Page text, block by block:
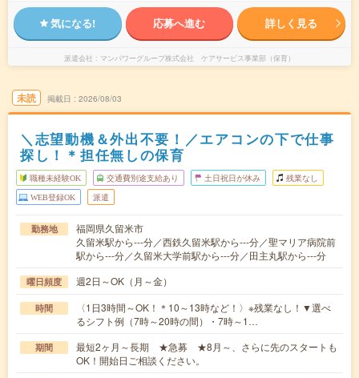
気になる! 応募へ進む 詳しく見る
派遣会社 マンパワーグループ株式会社 ケアサービス事業部（保育）
未読 掲載日 2026/08/03
＼志望動機＆外出不要！／エアコンの下で仕事
探し！＊担任無しの保育
職種未経験OK 交通費別途支給あり 土日祝日が休み 残業なし
WEB登録OK 派遣
勤務地
福岡県久留米市
久留米駅から---分／西鉄久留米駅から---分／聖マリア病院前
駅から---分／久留米大学前駅から---分／田主丸駅から---分
曜日頻度 週2日～OK（月～金）
時間
〈1日3時間～OK！＊10～13時など！〉※残業なし！▼選べ
るシフト例（7時～20時の間）・7時～1…
期間
最短2ヶ月～長期 ★急募 ★8月～、さらに先のスタートも
OK！開始日ご相談ください。